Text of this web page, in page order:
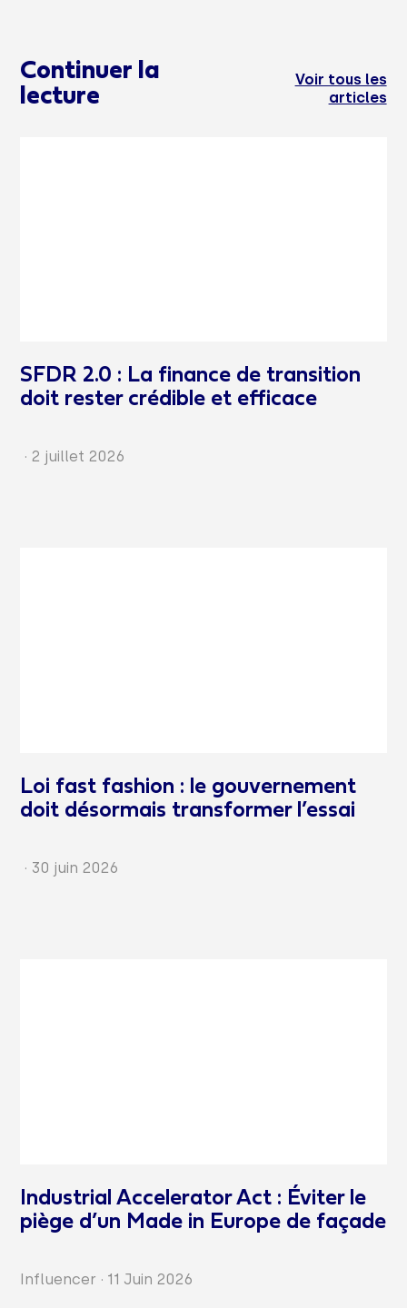
Continuer la
lecture
Voir tous les
articles
SFDR 2.0 : La finance de transition
doit rester crédible et efficace
· 2 juillet 2026
Loi fast fashion : le gouvernement
doit désormais transformer l’essai
· 30 juin 2026
Industrial Accelerator Act : Éviter le
piège d’un Made in Europe de façade
Influencer · 11 Juin 2026